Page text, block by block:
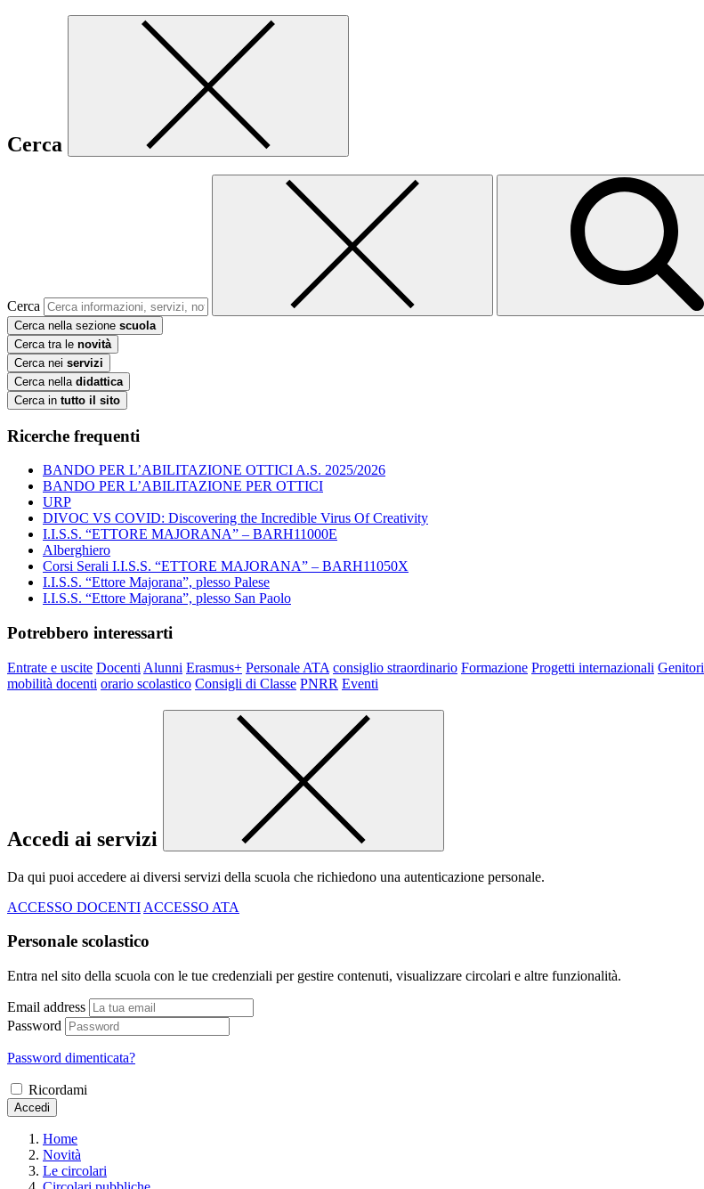
Cerca
Cerca
Cerca nella sezione scuola
Cerca tra le novità
Cerca nei servizi
Cerca nella didattica
Cerca in tutto il sito
Ricerche frequenti
BANDO PER L’ABILITAZIONE OTTICI A.S. 2025/2026
BANDO PER L’ABILITAZIONE PER OTTICI
URP
DIVOC VS COVID: Discovering the Incredible Virus Of Creativity
I.I.S.S. “ETTORE MAJORANA” – BARH11000E
Alberghiero
Corsi Serali I.I.S.S. “ETTORE MAJORANA” – BARH11050X
I.I.S.S. “Ettore Majorana”, plesso Palese
I.I.S.S. “Ettore Majorana”, plesso San Paolo
Potrebbero interessarti
Entrate e uscite Docenti Alunni Erasmus+ Personale ATA consiglio straordinario Formazione Progetti internazionali Genitori
mobilità docenti orario scolastico Consigli di Classe PNRR Eventi
Accedi ai servizi
Da qui puoi accedere ai diversi servizi della scuola che richiedono una autenticazione personale.
ACCESSO DOCENTI ACCESSO ATA
Personale scolastico
Entra nel sito della scuola con le tue credenziali per gestire contenuti, visualizzare circolari e altre funzionalità.
Email address
Password
Password dimenticata?
Ricordami
Accedi
Home
Novità
Le circolari